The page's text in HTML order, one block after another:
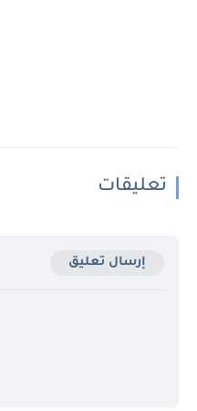
تعليقات
إرسال تعليق